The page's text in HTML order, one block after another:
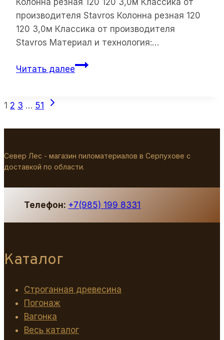
Колонна резная 120 120 3,0м Классика от
производителя Stavros Колонна резная 120
120 3,0м Классика от производителя
Stavros Материал и технология:…
Читать далееКолонна
Классика
производителя
Stavros
Навигация
по
1 2 3 … 51
След.
Север Лес - магазин пиломатериалов в Серпухове с
доставкой по области.
Телефон: +7(985) 199 8331
Каталог
Строганная древесина
Погонаж
Вагонка
Весь каталог